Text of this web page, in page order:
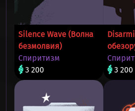
Silence Wave (Волна
безмолвия)
Спиритизм
3 200
3 200